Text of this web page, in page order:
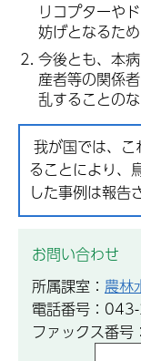
リコプターや
妨げとなるた
今後とも、本
産者等の関係
乱することの
我が国では、
ることにより、
した事例は報告
お問い合わせ
所属課室： 農林
電話番号：
ファックス番